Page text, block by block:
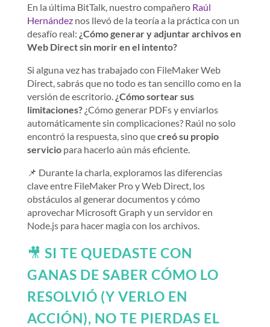
En la última BitTalk, nuestro compañero Raúl
Hernándeznos llevó de la teoría a la práctica con un
desafío real: ¿Cómo generar y adjuntar archivos en
Web Direct sin morir en el intento?
Si alguna vez has trabajado con FileMaker Web
Direct, sabrás que no todo es tan sencillo como en la
versión de escritorio. ¿Cómo sortear sus
limitaciones?¿Cómo generar PDFs y enviarlos
automáticamente sin complicaciones? Raúl no solo
encontró la respuesta, sino quecreó su propio
serviciopara hacerlo aún más eficiente.
📌 Durante la charla, exploramos las diferencias
clave entre FileMaker Pro y Web Direct, los
obstáculos al generar documentos y cómo
aprovechar Microsoft Graph y un servidor en
Node.js para hacer magia con los archivos.
🎥 SI TE QUEDASTE CON
GANAS DE SABER CÓMO LO
RESOLVIÓ (Y VERLO EN
ACCIÓN), NO TE PIERDAS EL